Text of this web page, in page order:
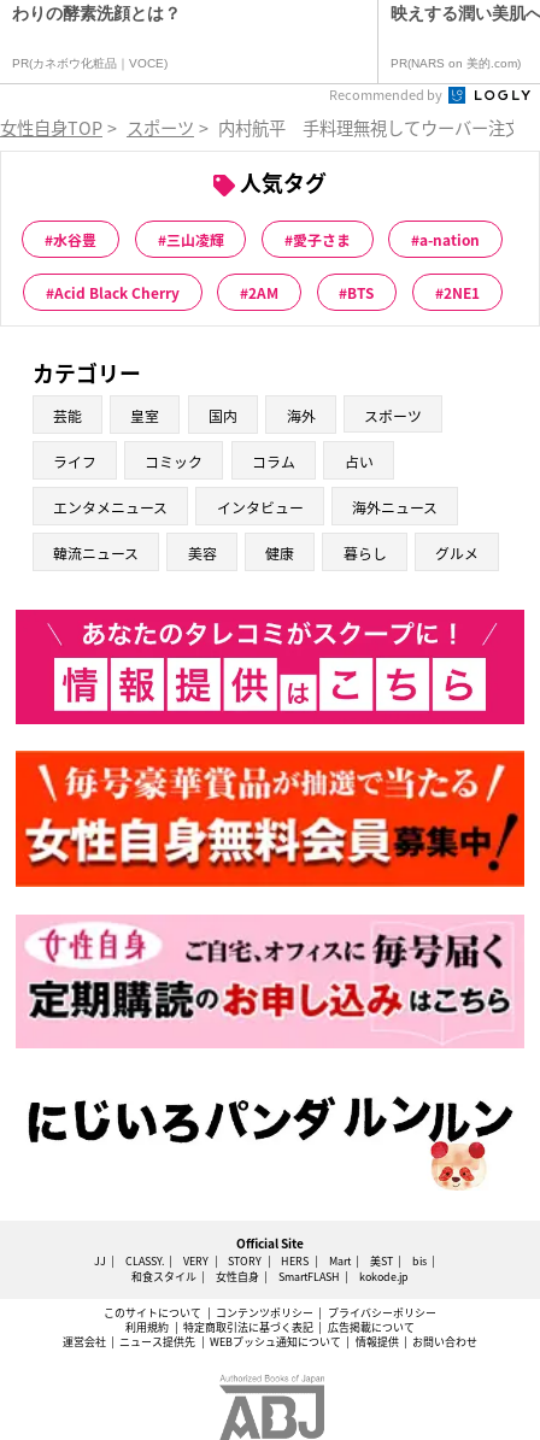
わりの酵素洗顔とは？
PR(カネボウ化粧品｜VOCE)
映えする潤い美肌
PR(NARS on 美的.com)
Recommended by
女性自身TOP > スポーツ > 内村航平 手料理無視してウーバー注文…
人気タグ
水谷豊 三山凌輝 愛子さま a-nation
Acid Black Cherry 2AM BTS 2NE1
カテゴリー
芸能 皇室 国内 海外 スポーツ
ライフ コミック コラム 占い
エンタメニュース インタビュー 海外ニュース
韓流ニュース 美容 健康 暮らし グルメ
Official Site
JJ CLASSY. VERY STORY HERS Mart 美ST
bis
和食スタイル
女性自身 SmartFLASH kokode.jp
このサイトについて コンテンツポリシー
プライバシーポリシー
利用規約
特定商取引法に基づく表記
広告掲載について
運営会社
ニュース提供先 WEBプッシュ通知について 情報提供 お問い合わせ